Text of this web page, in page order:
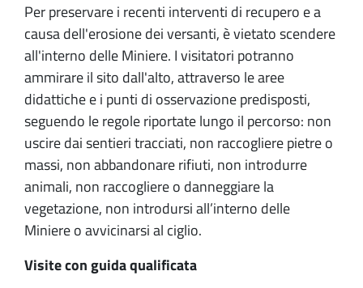
Per preservare i recenti interventi di recupero e a
causa dell'erosione dei versanti, è vietato scendere
all'interno delle Miniere. I visitatori potranno
ammirare il sito dall'alto, attraverso le aree
didattiche e i punti di osservazione predisposti,
seguendo le regole riportate lungo il percorso: non
uscire dai sentieri tracciati, non raccogliere pietre o
massi, non abbandonare rifiuti, non introdurre
animali, non raccogliere o danneggiare la
vegetazione, non introdursi all’interno delle
Miniere o avvicinarsi al ciglio.
Visite con guida qualificata